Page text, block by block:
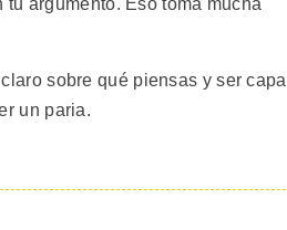
argumento. Eso toma mucha
sobre qué piensas y ser
un paria.